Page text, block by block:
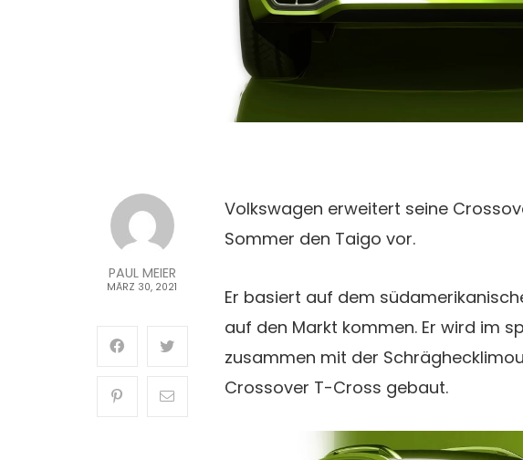
PAUL MEIER
MÄRZ 30, 2021
Volkswagen erweitert seine
Sommer den Taigo vor.
Er basiert auf dem
auf den Markt kommen. Er wird im
zusammen mit der
Crossover T-Cross gebaut.